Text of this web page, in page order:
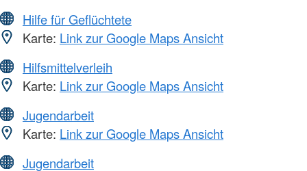
Hilfe für Geflüchtete
Karte: Link zur Google Maps Ansicht
Hilfsmittelverleih
Karte: Link zur Google Maps Ansicht
Jugendarbeit
Karte: Link zur Google Maps Ansicht
Jugendarbeit